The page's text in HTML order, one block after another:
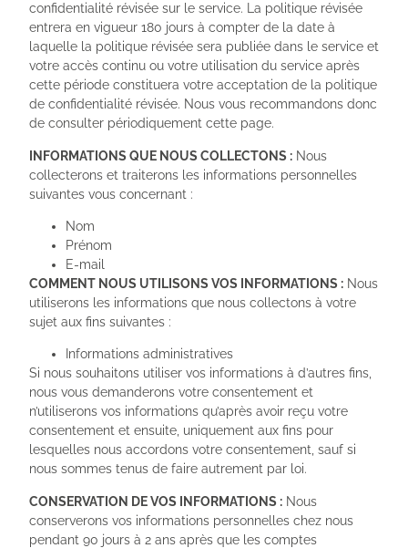
confidentialité révisée sur le service. La politique révisée
entrera en vigueur 180 jours à compter de la date à
laquelle la politique révisée sera publiée dans le service et
votre accès continu ou votre utilisation du service après
cette période constituera votre acceptation de la politique
de confidentialité révisée. Nous vous recommandons donc
de consulter périodiquement cette page.
INFORMATIONS QUE NOUS COLLECTONS : Nous
collecterons et traiterons les informations personnelles
suivantes vous concernant :
Nom
Prénom
E-mail
COMMENT NOUS UTILISONS VOS INFORMATIONS : Nous
utiliserons les informations que nous collectons à votre
sujet aux fins suivantes :
Informations administratives
Si nous souhaitons utiliser vos informations à d’autres fins,
nous vous demanderons votre consentement et
n’utiliserons vos informations qu’après avoir reçu votre
consentement et ensuite, uniquement aux fins pour
lesquelles nous accordons votre consentement, sauf si
nous sommes tenus de faire autrement par loi.
CONSERVATION DE VOS INFORMATIONS : Nous
conserverons vos informations personnelles chez nous
pendant 90 jours à 2 ans après que les comptes